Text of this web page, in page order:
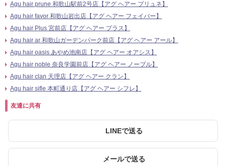
Agu hair prune 和歌山駅前2号店【アグ ヘアー プリュネ】
Agu hair favor 和歌山岩出店【アグ ヘアー フェイバー】
Agu hair Plus 宮前店【アグ ヘアー プラス】
Agu hair ar 和歌山ガーデンパーク前店【アグ ヘアー アール】
Agu hair oasis あやめ池南店【アグ ヘアー オアシス】
Agu hair noble 奈良学園前店【アグ ヘアー ノーブル】
Agu hair clan 天理店【アグ ヘアー クラン】
Agu hair sifle 本町通り店【アグ ヘアー シフレ】
友達に共有
LINEで送る
メールで送る